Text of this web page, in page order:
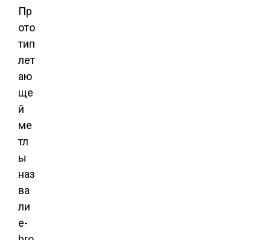
Пр
ото
тип
лет
аю
ще
й
ме
тл
ы
наз
ва
ли
e-